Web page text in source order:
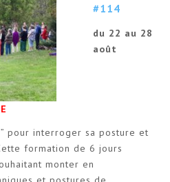
#114
du 22 au 28
août
pour interroger sa posture et
formation de 6 jours
monter en